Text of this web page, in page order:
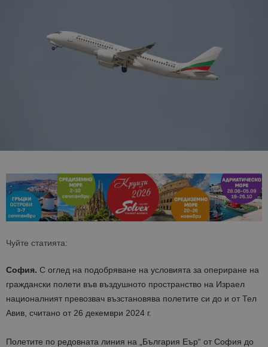
Чуйте статията:
София. С оглед на подобряване на условията за опериране на
граждански полети във въздушното пространство на Израел
националният превозвач възстановява полетите си до и от Тел
Авив, считано от 26 декември 2024 г.
Полетите по редовната линия на „България Еър“ от София до